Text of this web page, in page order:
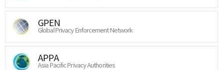
GPEN
Global Privacy Enforcement Network
APPA
Asia Pacific Privacy Authorities